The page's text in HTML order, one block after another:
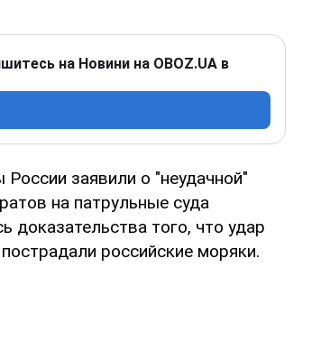
на Новини на OBOZ.UA в
заявили о "неудачной"
на патрульные суда
доказательства того, что удар
российские моряки.